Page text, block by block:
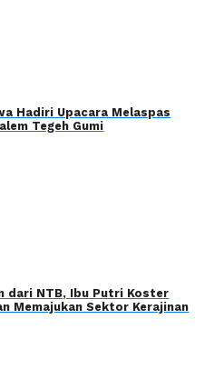
Hadiri Upacara Melaspas
Tegeh Gumi
dari NTB, Ibu Putri Koster
Memajukan Sektor Kerajinan